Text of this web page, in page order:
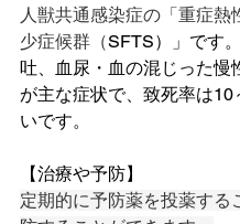
人獣共通感染症の「重症熱
少症候群（SFTS）」です
吐、血尿・血の混じった慢
が主な症状で、致死率は10
いです。
【治療や予防】
定期的に予防薬を投薬する